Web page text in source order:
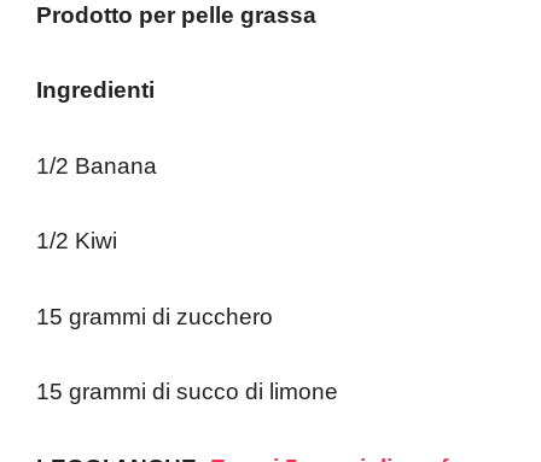
Prodotto per pelle grassa
Ingredienti
1/2 Banana
1/2 Kiwi
15 grammi di zucchero
15 grammi di succo di limone